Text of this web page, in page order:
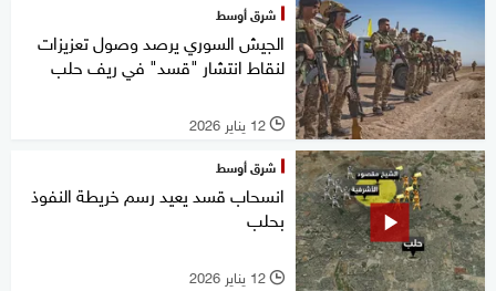
شرق أوسط
الجيش السوري يرصد وصول تعزيزات
لنقاط انتشار "قسد" في ريف حلب
l 12 يناير 2026
شرق أوسط
انسحاب قسد يعيد رسم خريطة النفوذ
بحلب
l 12 يناير 2026